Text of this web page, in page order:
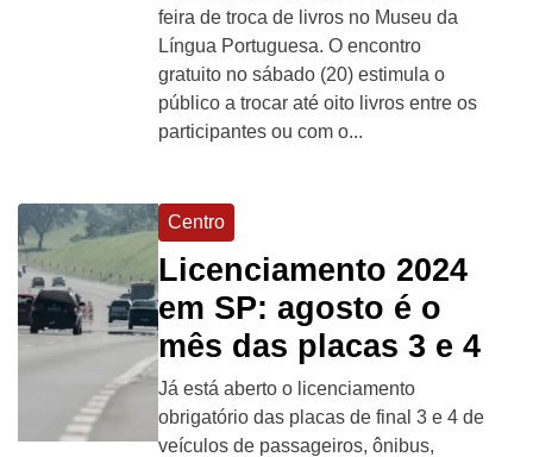
feira de troca de livros no Museu da
Língua Portuguesa. O encontro
gratuito no sábado (20) estimula o
público a trocar até oito livros entre os
participantes ou com o...
Centro
Licenciamento 2024
em SP: agosto é o
mês das placas 3 e 4
Já está aberto o licenciamento
obrigatório das placas de final 3 e 4 de
veículos de passageiros, ônibus,